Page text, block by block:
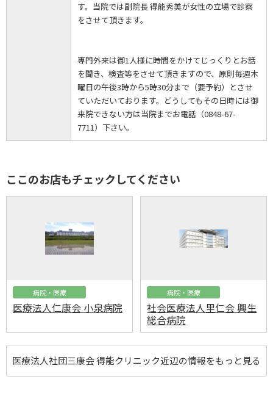
す。当院では副院長 得能秀美が女性の立場で診察
をさせて頂きます。
専門外来は御1人様に時間をかけてじっくりとお話
を聞き、検査等をさせて頂きますので、原則毎週木
曜日の午後3時から5時30分まで（要予約）とさせ
ていただいております。どうしてもその日時には御
来院できない方は当院までお電話（0848-67-
7711）下さい。
ここのお店もチェックしてください
病院・医療
医療法人仁康会 小泉病院
病院・医療
社会医療法人里仁会 興生
総合病院
医療法人社団三康会 得能クリニック近辺の情報をもっと見る